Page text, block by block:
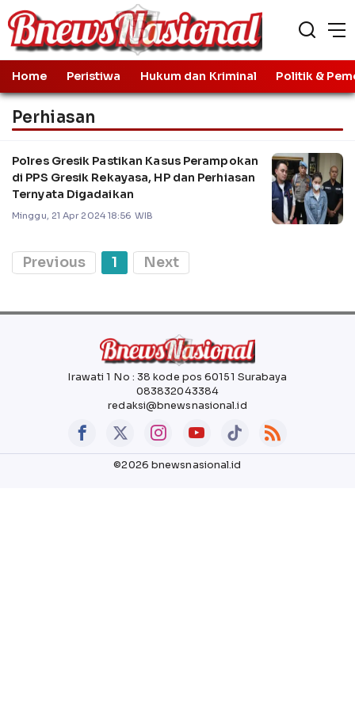
Home Peristiwa Hukum dan Kriminal Politik &
Perhiasan
Polres Gresik Pastikan Kasus Perampokan
di PPS Gresik Rekayasa, HP dan Perhiasan
Ternyata Digadaikan
Minggu, 21 Apr 2024 18:56 WIB
Previous 1 Next
Irawati 1 No : 38 kode pos 60151 Surabaya
083832043384
redaksi@bnewsnasional.id
©2026 bnewsnasional.id